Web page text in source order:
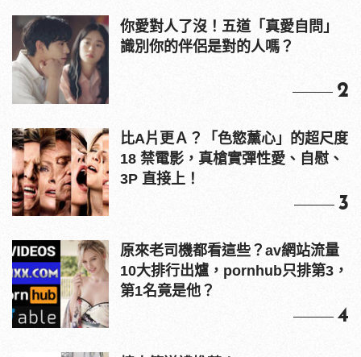
你愛對人了沒！五道「真愛自問」
識別你的伴侶是對的人嗎？
2
比A片更Ａ？「色慾薰心」的超尺度
18 禁電影，真槍實彈性愛、自慰、
3P 直接上！
3
原來老司機都看這些？av網站流量
10大排行出爐，pornhub只排第3，
第1名竟是他？
4